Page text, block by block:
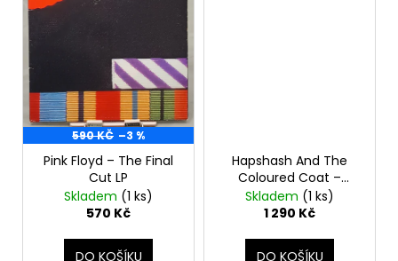
590 KČ –3 %
Pink Floyd – The Final
Cut LP
Skladem (1 ks)
570 Kč
DO KOŠÍKU
Hapshash And The
Coloured Coat –
Featuring The Human
Host And The Heavy
Skladem (1 ks)
1 290 Kč
DO KOŠÍKU